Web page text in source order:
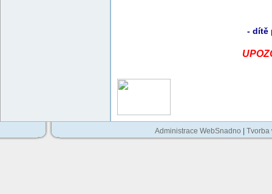
- dítě
Administrace WebSnadno Tvorba